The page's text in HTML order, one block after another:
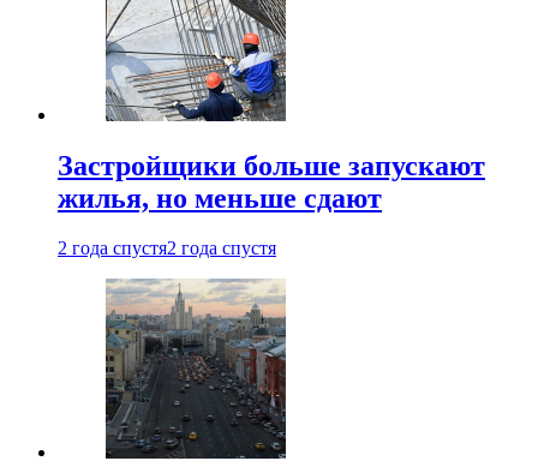
Застройщики больше запускают
жилья, но меньше сдают
2 года спустя2 года спустя